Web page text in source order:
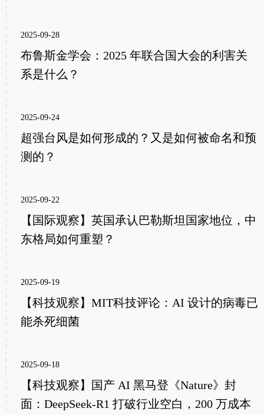
2025-09-28
布鲁斯金学会：2025 年联合国大会的利害关
系是什么？
2025-09-24
超强台风是如何形成的？又是如何被命名和预
测的？
2025-09-22
【国际观察】英国承认巴勒斯坦国家地位，中
东格局如何重塑？
2025-09-19
【科技观察】MIT科技评论：AI 设计的病毒已
能杀死细菌
2025-09-18
【科技观察】国产 AI 黑马登《Nature》封
面：DeepSeek-R1 打破行业空白，200 万成本